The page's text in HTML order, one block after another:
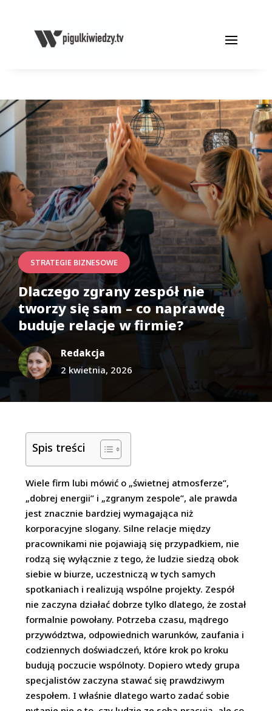
STRATEGIE BIZNESOWE
Dlaczego zgrany zespół nie
tworzy się sam – co naprawdę
buduje relacje w firmie?
Redakcja
2 kwietnia, 2026
Spis treści
Wiele firm lubi mówić o „świetnej atmosferze”,
„dobrej energii” i „zgranym zespole”, ale prawda
jest znacznie bardziej wymagająca niż
korporacyjne slogany. Silne relacje między
pracownikami nie pojawiają się przypadkiem, nie
rodzą się wyłącznie z tego, że ludzie siedzą obok
siebie w biurze, uczestniczą w tych samych
spotkaniach i realizują wspólne projekty. Zespół
nie zaczyna działać dobrze tylko dlatego, że został
formalnie powołany. Potrzeba czasu, mądrego
przywództwa, odpowiednich warunków, zaufania i
codziennych doświadczeń, które krok po kroku
budują poczucie wspólnoty. Dopiero wtedy grupa
specjalistów zaczyna stawać się prawdziwym
zespołem. I właśnie dlatego warto zadać sobie